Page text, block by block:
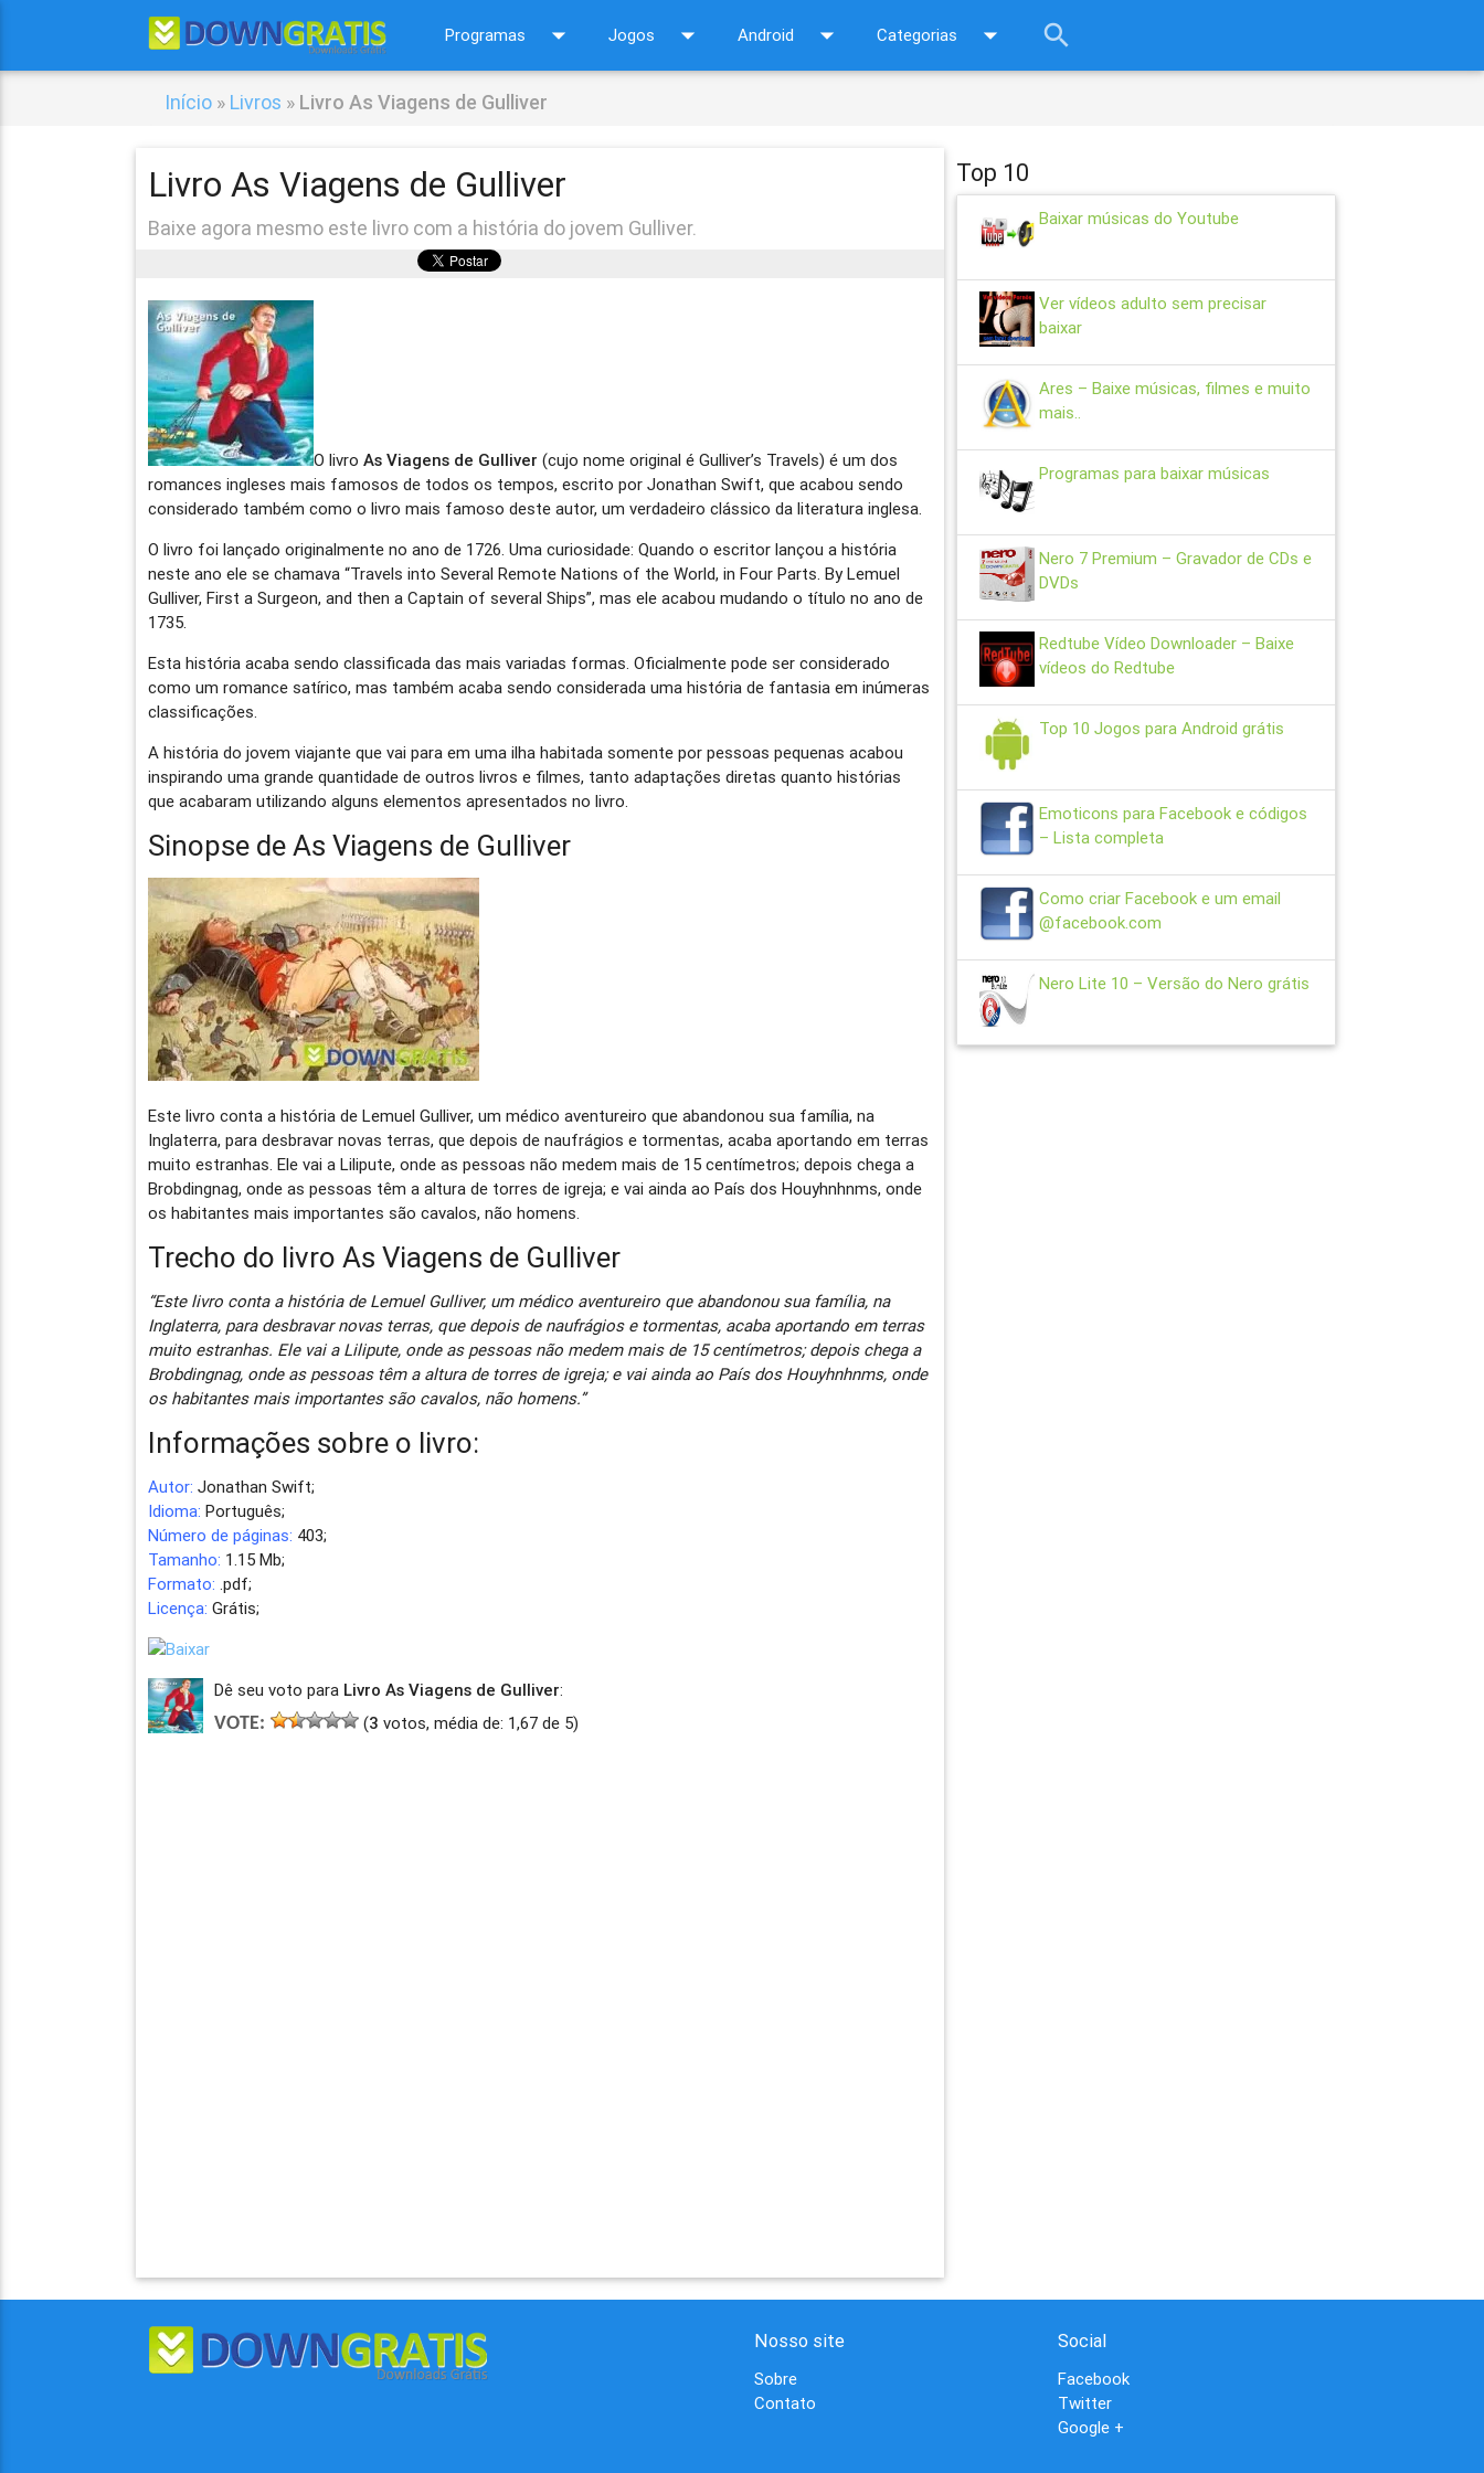
Programas arrow_drop_down Jogos arrow_drop_down Android arrow_drop_down Categorias arrow_drop_down search
Início » Livros » Livro As Viagens de Gulliver
Livro As Viagens de Gulliver
Baixe agora mesmo este livro com a história do jovem Gulliver.
O livroAs Viagens de Gulliver (cujo nome original é Gulliver’s Travels) é um dos
romances ingleses mais famosos de todos os tempos, escrito por Jonathan Swift, que acabou sendo
considerado também como o livro mais famoso deste autor, um verdadeiro clássico da literatura inglesa.
O livro foi lançado originalmente no ano de 1726. Uma curiosidade: Quando o escritor lançou a história
neste ano ele se chamava “Travels into Several Remote Nations of the World, in Four Parts. By Lemuel
Gulliver, First a Surgeon, and then a Captain of several Ships”, mas ele acabou mudando o título no ano de
1735.
Esta história acaba sendo classificada das mais variadas formas. Oficialmente pode ser considerado
como um romance satírico, mas também acaba sendo considerada uma história de fantasia em inúmeras
classificações.
A história do jovem viajante que vai para em uma ilha habitada somente por pessoas pequenas acabou
inspirando uma grande quantidade de outros livros e filmes, tanto adaptações diretas quanto histórias
que acabaram utilizando alguns elementos apresentados no livro.
Sinopse de As Viagens de Gulliver
Este livro conta a história de Lemuel Gulliver, um médico aventureiro que abandonou sua família, na
Inglaterra, para desbravar novas terras, que depois de naufrágios e tormentas, acaba aportando em terras
muito estranhas. Ele vai a Lilipute, onde as pessoas não medem mais de 15 centímetros; depois chega a
Brobdingnag, onde as pessoas têm a altura de torres de igreja; e vai ainda ao País dos Houyhnhnms, onde
os habitantes mais importantes são cavalos, não homens.
Trecho do livro As Viagens de Gulliver
“Este livro conta a história de Lemuel Gulliver, um médico aventureiro que abandonou sua família, na
Inglaterra, para desbravar novas terras, que depois de naufrágios e tormentas, acaba aportando em terras
muito estranhas. Ele vai a Lilipute, onde as pessoas não medem mais de 15 centímetros; depois chega a
Brobdingnag, onde as pessoas têm a altura de torres de igreja; e vai ainda ao País dos Houyhnhnms, onde
os habitantes mais importantes são cavalos, não homens.”
Informações sobre o livro:
Autor: Jonathan Swift;
Idioma: Português;
Número de páginas: 403;
Tamanho: 1.15 Mb;
Formato: .pdf;
Licença: Grátis;
Dê seu voto para Livro As Viagens de Gulliver:
VOTE:
(3 votos, média de: 1,67 de 5)
Top 10
Baixar músicas do Youtube
Ver vídeos adulto sem precisar
baixar
Ares – Baixe músicas, filmes e muito
mais..
Programas para baixar músicas
Nero 7 Premium – Gravador de CDs e
DVDs
Redtube Vídeo Downloader – Baixe
vídeos do Redtube
Top 10 Jogos para Android grátis
Emoticons para Facebook e códigos
– Lista completa
Como criar Facebook e um email
@facebook.com
Nero Lite 10 – Versão do Nero grátis
Nosso site
Sobre
Contato
Social
Facebook
Twitter
Google +